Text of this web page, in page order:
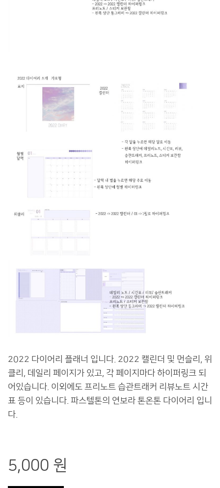
2022 다이어리 플래너 입니다. 2022 캘린더 및 먼슬리, 위
클리, 데일리 페이지가 있고, 각 페이지마다 하이퍼링크 되
어있습니다. 이외에도 프리노트 습관트래커 리뷰노트 시간
표 등이 있습니다. 파스텔톤의 연보라 톤온톤 다이어리 입니
다.
5,000 원